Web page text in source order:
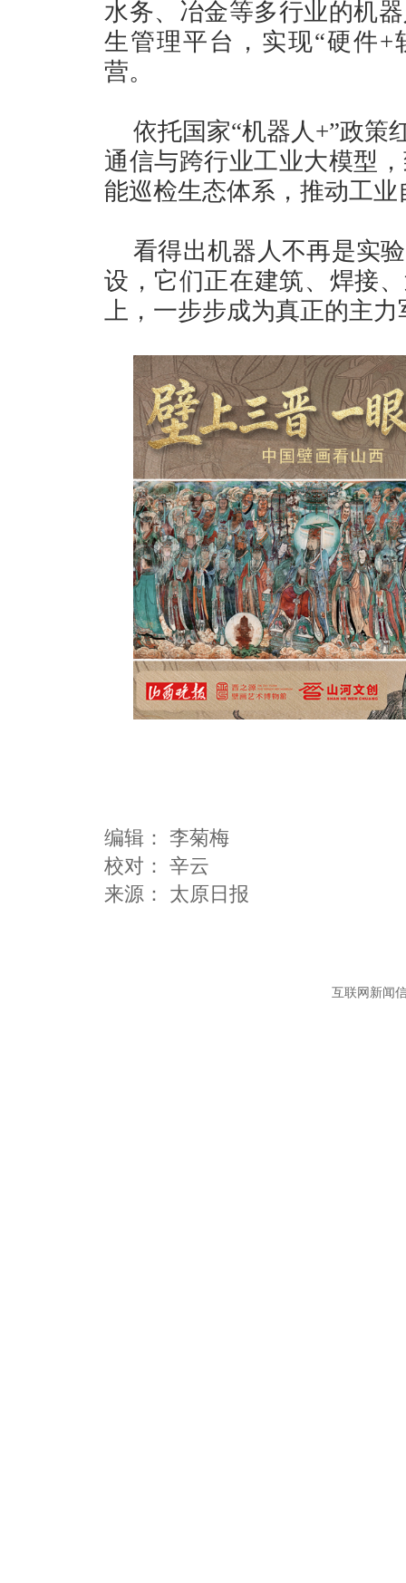
水务、冶金等多行业的机
生管理平台，实现“硬件
营。
依托国家“机器人+”政策
通信与跨行业工业大模型
能巡检生态体系，推动工
看得出机器人不再是实
设，它们正在建筑、焊接
上，一步步成为真正的主力
编辑： 李菊梅
校对： 辛云
互联网新闻